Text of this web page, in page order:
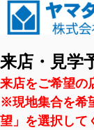
来店・見学
来店をご希望の
※現地集合を希
望」を選択して